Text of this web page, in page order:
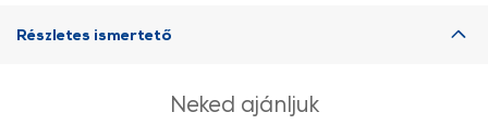
Részletes ismertető
Neked ajánljuk